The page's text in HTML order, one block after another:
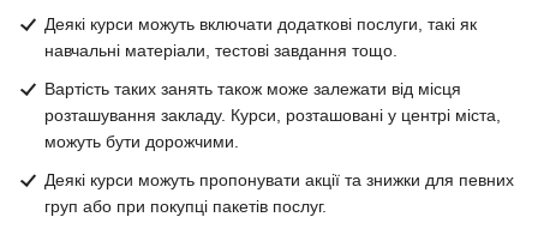
Деякі курси можуть включати додаткові послуги, такі як
навчальні матеріали, тестові завдання тощо.
Вартість таких занять також може залежати від місця
розташування закладу. Курси, розташовані у центрі міста,
можуть бути дорожчими.
Деякі курси можуть пропонувати акції та знижки для певних
груп або при покупці пакетів послуг.